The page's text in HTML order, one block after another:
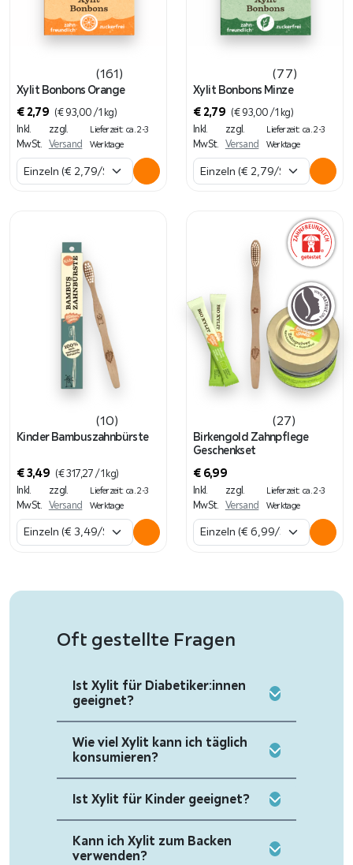
(161)
Xylit Bonbons Orange
€ 2,79 (€ 93,00 / 1 kg)
Inkl.
MwSt.
zzgl.
Versand
Lieferzeit: ca. 2-3
Werktage
(77)
Xylit Bonbons Minze
€ 2,79 (€ 93,00 / 1 kg)
Inkl.
MwSt.
zzgl.
Versand
Lieferzeit: ca. 2-3
Werktage
(10)
Kinder Bambuszahnbürste
€3,49 (€317,27 / 1 kg)
Inkl.
MwSt.
zzgl.
Versand
Lieferzeit: ca. 2-3
Werktage
(27)
Birkengold Zahnpflege
Geschenkset
€ 6,99
Inkl.
MwSt.
zzgl.
Versand
Lieferzeit: ca. 2-3
Werktage
Oft gestellte Fragen
Ist Xylit für Diabetiker:innen
geeignet?
Wie viel Xylit kann ich täglich
konsumieren?
Ist Xylit für Kinder geeignet?
Kann ich Xylit zum Backen
verwenden?